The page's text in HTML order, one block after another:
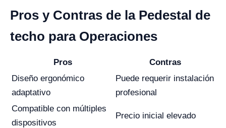
Pros y Contras de la Pedestal de
techo para Operaciones
Pros
Contras
Diseño ergonómico
adaptativo
Puede requerir instalación
profesional
Compatible con múltiples
dispositivos
Precio inicial elevado